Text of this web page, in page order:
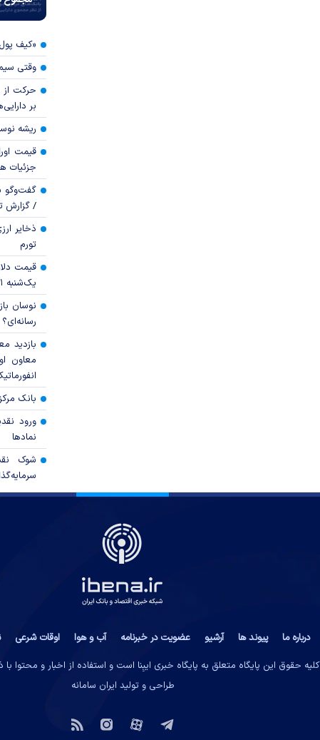
«کیف
وقتی
حرکت از
بر
ریشه
قیمت
جزئیات
گفت‌وگو
/ گزارش
ذخایر
تورم
قیمت
یک‌شنبه ۱۱ مرداد ۱۴۰۵
نوسان
رسانه‌ای؟
بازدید
معاون
بانک
ورود
نمادها
شوک
درباره ما پیوند ها آرشیو عضویت در خبرنامه آب و هوا اوقات شرعی
کلیه حقوق این پایگاه متعلق به پایگاه خبری ایبِنا است و استفاده از اخبار و محتوا
طراحی و تولید ایران سامانه